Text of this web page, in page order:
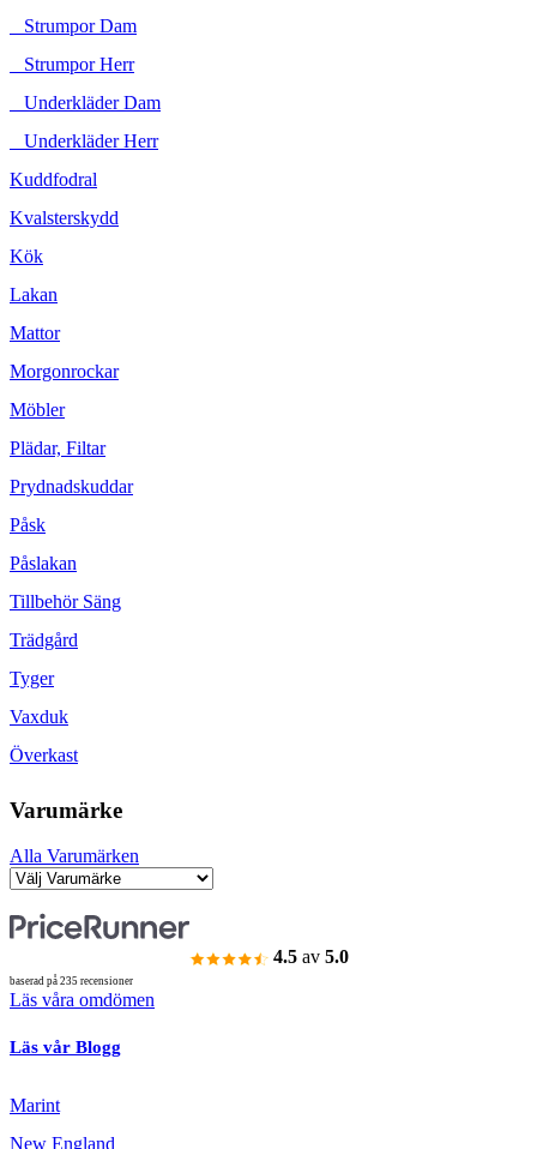
Strumpor Dam
Strumpor Herr
Underkläder Dam
Underkläder Herr
Kuddfodral
Kvalsterskydd
Kök
Lakan
Mattor
Morgonrockar
Möbler
Plädar, Filtar
Prydnadskuddar
Påsk
Påslakan
Tillbehör Säng
Trädgård
Tyger
Vaxduk
Överkast
Varumärke
Alla Varumärken
4.5 av 5.0
baserad på 235 recensioner
Läs våra omdömen
Läs vår Blogg
Marint
New England